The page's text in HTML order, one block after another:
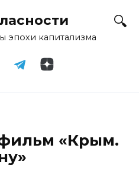
эпохи капитализма
«Крым.